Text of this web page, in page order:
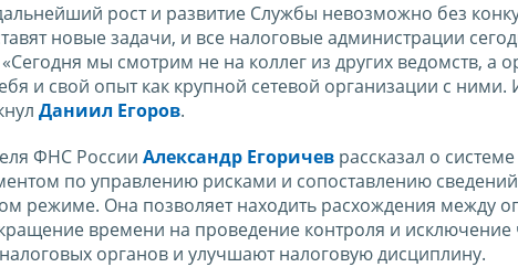
рост и развитие Службы невозможно без
новые задачи, и все налоговые администрации
«Сегодня мы смотрим не на коллег из других ведомств,
и свой опыт как крупной сетевой организации с
Даниил Егоров.
ФНС России Александр Егоричев рассказал о
по управлению рисками и сопоставлению сведений
режиме. Она позволяет находить расхождения между
времени на проведение контроля и
органов и улучшают налоговую дисциплину.